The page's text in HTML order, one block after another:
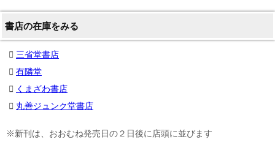
書店の在庫をみる
三省堂書店
有隣堂
くまざわ書店
丸善ジュンク堂書店
※新刊は、おおむね発売日の２日後に店頭に並びます